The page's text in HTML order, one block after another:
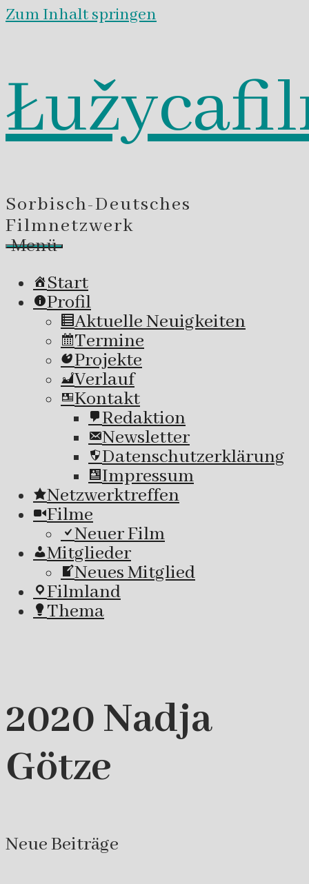
Zum Inhalt springen
Sorbisch-Deutsches
Filmnetzwerk
Menü
Start
Profil
Aktuelle Neuigkeiten
Termine
Projekte
Verlauf
Kontakt
Redaktion
Newsletter
Datenschutzerklärung
Impressum
Netzwerktreffen
Filme
Neuer Film
Mitglieder
Neues Mitglied
Filmland
Thema
2020 Nadja
Götze
Neue Beiträge